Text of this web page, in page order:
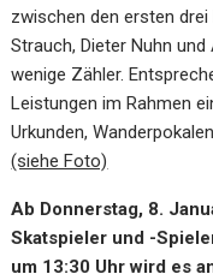
zwischen den ersten
Strauch, Dieter Nuhn
wenige Zähler.
Leistungen im Rahmen
Urkunden,
(siehe Foto)
Ab Donnerstag, 8.
Skatspieler und -
um 13:30 Uhr wird es